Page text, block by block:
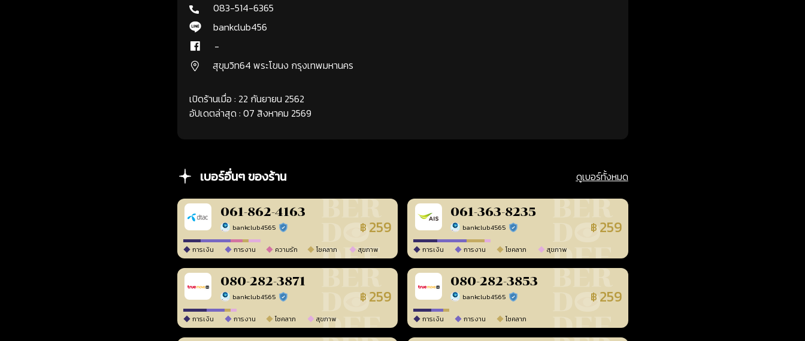
083-514-6365
bankclub456
-
สุขุมวิท64 พระโขนง กรุงเทพมหานคร
เปิดร้านเมื่อ : 22 กันยายน 2562
อัปเดตล่าสุด : 07 สิงหาคม 2569
เบอร์อื่นๆ ของร้าน ดูเบอร์ทั้งหมด
061-862-4163
bankclub4565 ร้านยืนยันแล้ว ฿ 259
การเงิน การงาน ความรัก โชคลาภ สุขภาพ
061-363-8235
bankclub4565 ร้านยืนยันแล้ว ฿ 259
การเงิน การงาน โชคลาภ สุขภาพ
080-282-3871
bankclub4565 ร้านยืนยันแล้ว ฿ 259
การเงิน การงาน โชคลาภ สุขภาพ
080-282-3853
bankclub4565 ร้านยืนยันแล้ว ฿ 259
การเงิน การงาน โชคลาภ